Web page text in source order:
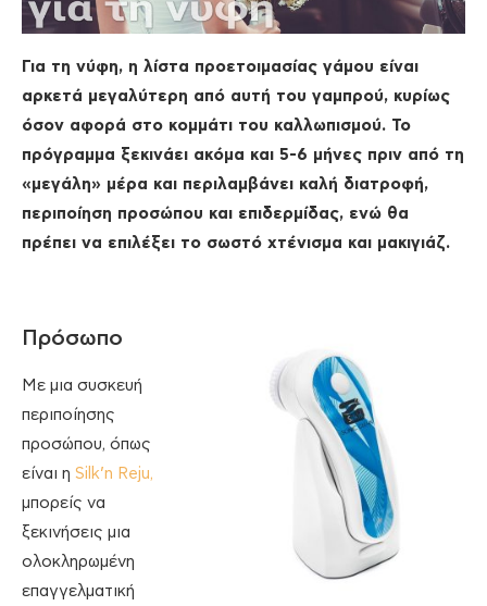
Για τη νύφη, η λίστα προετοιμασίας γάμου είναι
αρκετά μεγαλύτερη από αυτή του γαμπρού, κυρίως
όσον αφορά στο κομμάτι του καλλωπισμού. Το
πρόγραμμα ξεκινάει ακόμα και 5-6 μήνες πριν από τη
«μεγάλη» μέρα και περιλαμβάνει καλή διατροφή,
περιποίηση προσώπου και επιδερμίδας, ενώ θα
πρέπει να επιλέξει το σωστό χτένισμα και μακιγιάζ.
Πρόσωπο
Με μια συσκευή
περιποίησης
προσώπου, όπως
είναι η Silk’n Reju,
μπορείς να
ξεκινήσεις μια
ολοκληρωμένη
επαγγελματική